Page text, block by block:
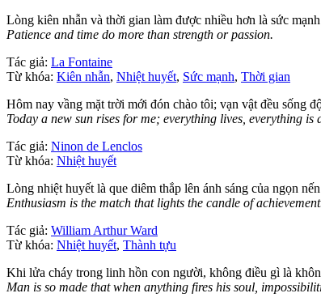
Lòng kiên nhẫn và thời gian làm được nhiều hơn là sức
Patience and time do more than strength or passion.
Tác giả: La Fontaine
Từ khóa: Kiên nhẫn, Nhiệt huyết, Sức mạnh, Thời gian
Hôm nay vầng mặt trời mới đón chào tôi; vạn vật đều sống
Today a new sun rises for me; everything lives, everything
Tác giả: Ninon de Lenclos
Từ khóa: Nhiệt huyết
Lòng nhiệt huyết là que diêm thắp lên ánh sáng của ngọn
Enthusiasm is the match that lights the candle of
Tác giả: William Arthur Ward
Từ khóa: Nhiệt huyết, Thành tựu
Khi lửa cháy trong linh hồn con người, không điều gì là
Man is so made that when anything fires his soul,